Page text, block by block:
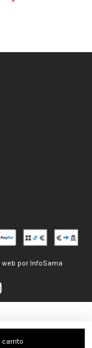
pedidos hechos se
y le será enviado en
carrito
web por InfoSama